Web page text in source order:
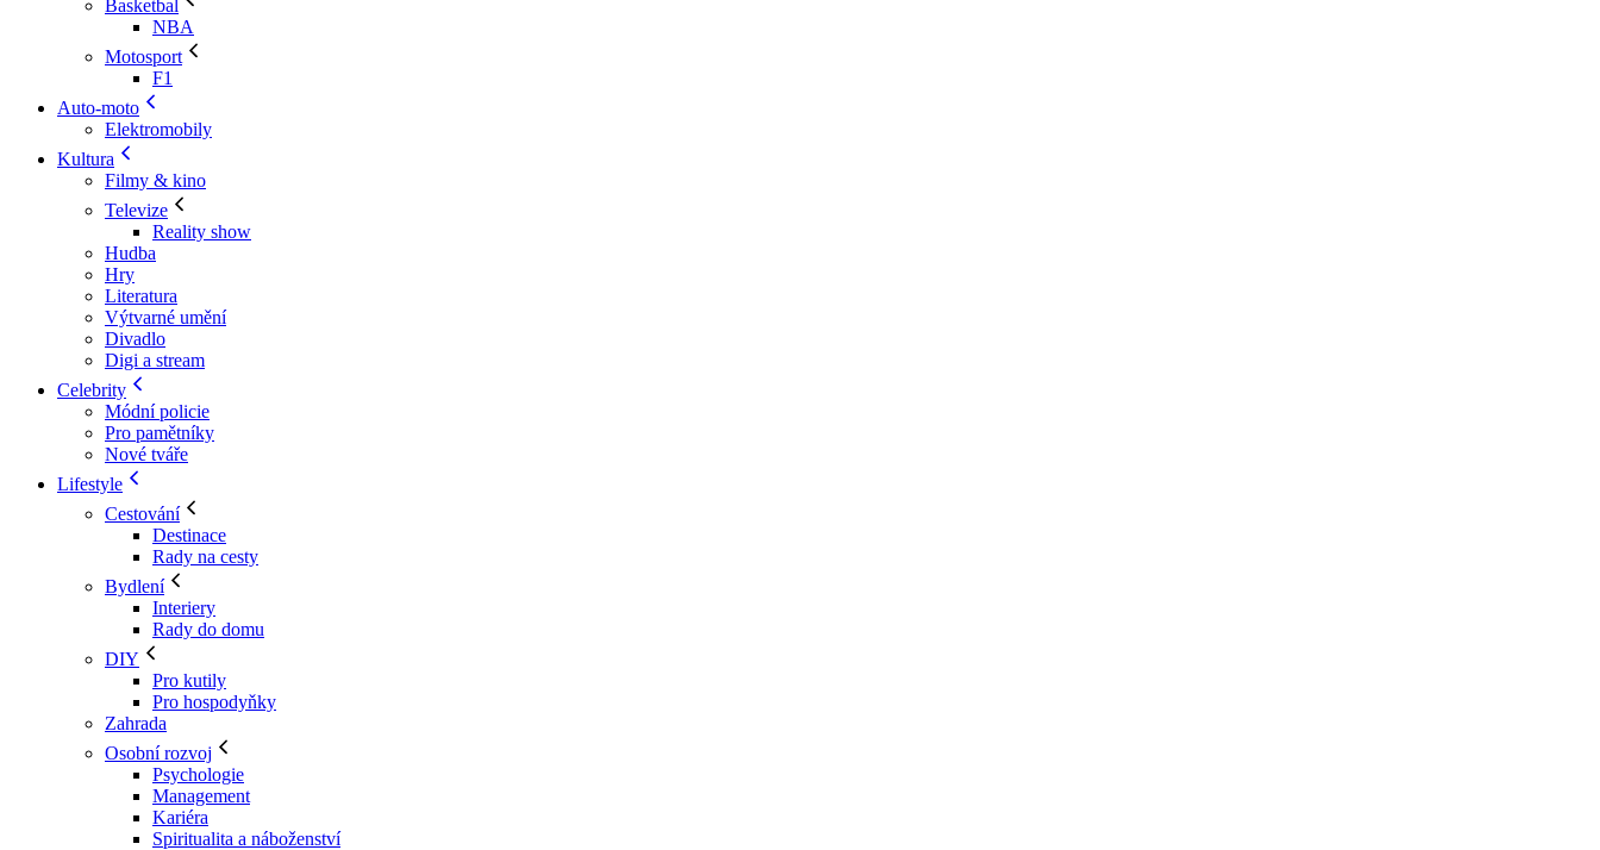
Basketbal
NBA
Motosport
F1
Auto-moto
Elektromobily
Kultura
Filmy & kino
Televize
Reality show
Hudba
Hry
Literatura
Výtvarné umění
Divadlo
Digi a stream
Celebrity
Módní policie
Pro pamětníky
Nové tváře
Lifestyle
Cestování
Destinace
Rady na cesty
Bydlení
Interiery
Rady do domu
DIY
Pro kutily
Pro hospodyňky
Zahrada
Osobní rozvoj
Psychologie
Management
Kariéra
Spiritualita a náboženství